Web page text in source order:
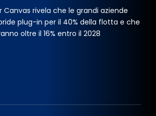
Canvas rivela che le grandi aziende
plug-in per il 40% della flotta e che
oltre il 16% entro il 2028